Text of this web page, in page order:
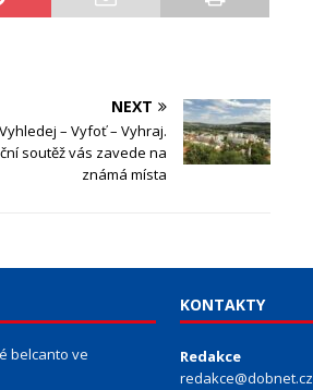
NEXT
Vyhledej – Vyfoť – Vyhraj.
soutěž vás zavede na
známá místa
belcanto ve
KONTAKTY
Redakce
redakce@dobnet.cz